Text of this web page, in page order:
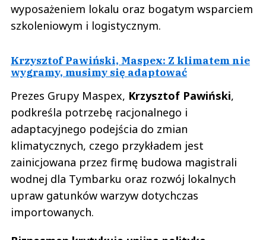
wyposażeniem lokalu oraz bogatym wsparciem
szkoleniowym i logistycznym.
Krzysztof Pawiński, Maspex: Z klimatem nie
wygramy, musimy się adaptować
Prezes Grupy Maspex, Krzysztof Pawiński,
podkreśla potrzebę racjonalnego i
adaptacyjnego podejścia do zmian
klimatycznych, czego przykładem jest
zainicjowana przez firmę budowa magistrali
wodnej dla Tymbarku oraz rozwój lokalnych
upraw gatunków warzyw dotychczas
importowanych.